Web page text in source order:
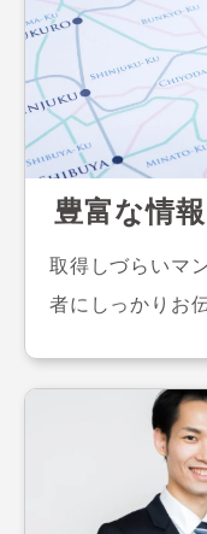
豊富な情
取得しづらいマ
者にしっかりお